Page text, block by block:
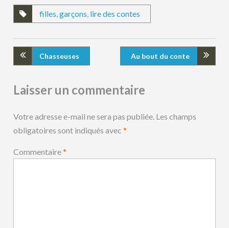
filles,garçons, lire des contes
Chasseuses Au bout du conte
Laisser un commentaire
Votre adresse e-mail ne sera pas publiée. Les champs
obligatoires sont indiqués avec*
Commentaire*